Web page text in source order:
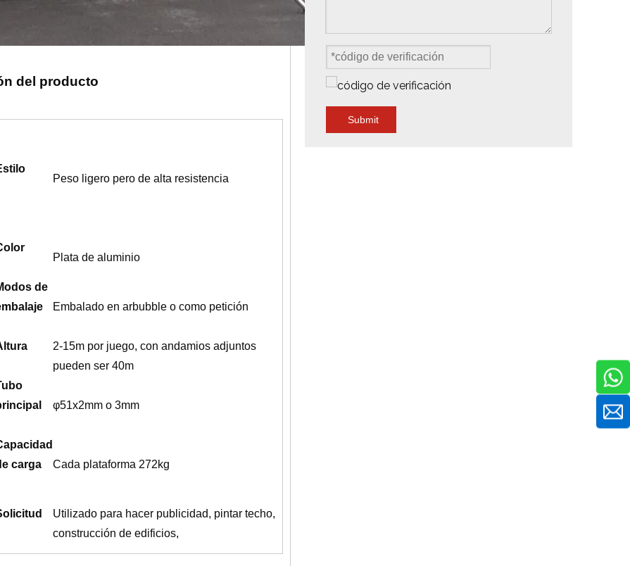
del producto
Peso ligero pero de alta resistencia
Plata de aluminio
de
Embalado en arbubble o como petición
2-15m por juego, con andamios adjuntos
pueden ser 40m
φ51x2mm o 3mm
carga
Cada plataforma 272kg
Utilizado para hacer publicidad, pintar techo,
construcción de edificios,
Submit